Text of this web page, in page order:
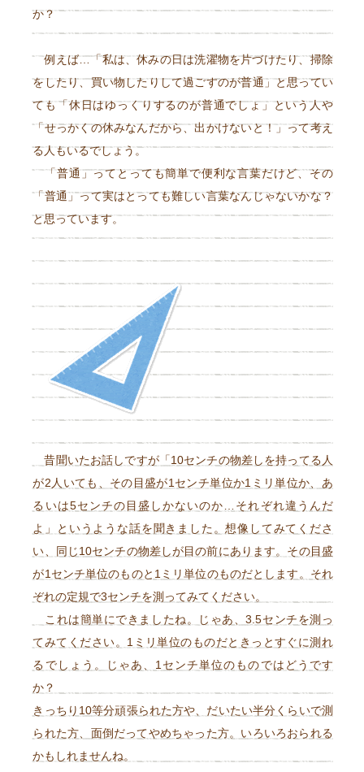
か？
例えば…「私は、休みの日は洗濯物を片づけたり、掃除
をしたり、買い物したりして過ごすのが普通」と思ってい
ても「休日はゆっくりするのが普通でしょ」という人や
「せっかくの休みなんだから、出かけないと！」って考え
る人もいるでしょう。
「普通」ってとっても簡単で便利な言葉だけど、その
「普通」って実はとっても難しい言葉なんじゃないかな？
と思っています。
昔聞いたお話しですが「10センチの物差しを持ってる人
が2人いても、その目盛が1センチ単位か1ミリ単位か、あ
るいは5センチの目盛しかないのか…それぞれ違うんだ
よ」というような話を聞きました。想像してみてくださ
い、同じ10センチの物差しが目の前にあります。その目盛
が1センチ単位のものと1ミリ単位のものだとします。それ
ぞれの定規で3センチを測ってみてください。
これは簡単にできましたね。じゃあ、3.5センチを測っ
てみてください。1ミリ単位のものだときっとすぐに測れ
るでしょう。じゃあ、1センチ単位のものではどうです
か？
きっちり10等分頑張られた方や、だいたい半分くらいで測
られた方、面倒だってやめちゃった方。いろいろおられる
かもしれませんね。